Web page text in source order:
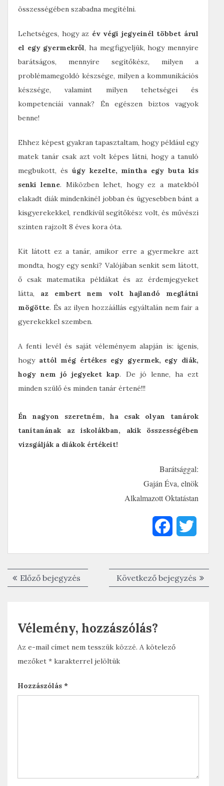
összességében szabadna megítélni.
Lehetséges, hogy az év végi jegyeinél többet árul
el egy gyermekről, ha megfigyeljük, hogy mennyire
barátságos, mennyire segítőkész, milyen a
problémamegoldó készsége, milyen a kommunikációs
készsége, valamint milyen tehetségei és
kompetenciái vannak? Én egészen biztos vagyok
benne!
Ehhez képest gyakran tapasztaltam, hogy például egy
matek tanár csak azt volt képes látni, hogy a tanuló
megbukott, és úgy kezelte, mintha egy buta kis
senki lenne. Miközben lehet, hogy ez a matekból
elakadt diák mindenkinél jobban és ügyesebben bánt a
kisgyerekekkel, rendkívül segítőkész volt, és művészi
szinten rajzolt 8 éves kora óta.
Kit látott ez a tanár, amikor erre a gyermekre azt
mondta, hogy egy senki? Valójában senkit sem látott,
ő csak matematika példákat és az érdemjegyeket
látta, az embert nem volt hajlandó meglátni
mögötte. És az ilyen hozzáállás egyáltalán nem fair a
gyerekekkel szemben.
A fenti levél és saját véleményem alapján is: igenis,
hogy attól még értékes egy gyermek, egy diák,
hogy nem jó jegyeket kap. De jó lenne, ha ezt
minden szülő és minden tanár értené!!!
Én nagyon szeretném, ha csak olyan tanárok
tanítanának az iskolákban, akik összességében
vizsgálják a diákok értékeit!
Barátsággal:
Gaján Éva, elnök
Alkalmazott Oktatástan
c
e
o
i
t
Bejegyzés
navigáció
Előző bejegyzés
bejegyzés:
Következő bejegyzés
Vélemény, hozzászólás?
Az e-mail címet nem tesszük közzé. A kötelező
mezőket * karakterrel jelöltük
Hozzászólás *